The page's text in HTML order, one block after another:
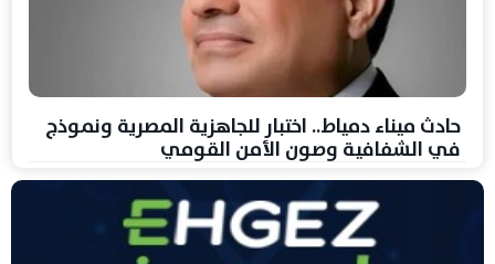
حادث ميناء دمياط.. اختبار للجاهزية المصرية ونموذج
في الشفافية وصون الأمن القومي